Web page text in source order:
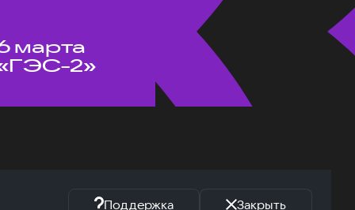
марта
2»
Поддержка Закрыть